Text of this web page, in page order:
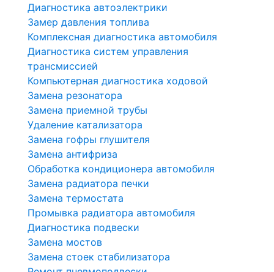
Диагностика автоэлектрики
Замер давления топлива
Комплексная диагностика автомобиля
Диагностика систем управления
трансмиссией
Компьютерная диагностика ходовой
Замена резонатора
Замена приемной трубы
Удаление катализатора
Замена гофры глушителя
Замена антифриза
Обработка кондиционера автомобиля
Замена радиатора печки
Замена термостата
Промывка радиатора автомобиля
Диагностика подвески
Замена мостов
Замена стоек стабилизатора